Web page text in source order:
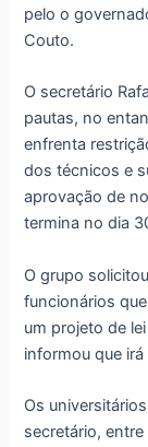
pelo o
Couto.
O secretário
pautas, no
enfrenta
dos técnicos e
aprovação de
termina no dia
O grupo
funcionários
um projeto de
informou que
Os
secretário,